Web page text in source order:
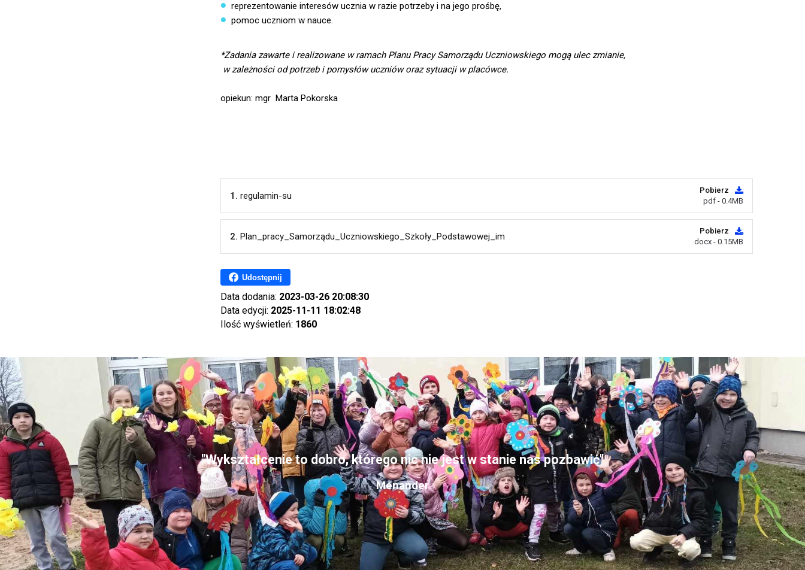
reprezentowanie interesów ucznia w razie potrzeby i na jego prośbę,
pomoc uczniom w nauce.
*Zadania zawarte i realizowane w ramach Planu Pracy Samorządu Uczniowskiego mogą ulec zmianie,
w zależności od potrzeb i pomysłów uczniów oraz sytuacji w placówce.
opiekun: mgr Marta Pokorska
1. regulamin-su
Pobierz
pdf - 0.4MB
2. Plan_pracy_Samorządu_Uczniowskiego_Szkoły_Podstawowej_im
Pobierz
docx - 0.15MB
Udostępnij
Data dodania: 2023-03-26 20:08:30
Data edycji: 2025-11-11 18:02:48
Ilość wyświetleń: 1860
"Wykształcenie to dobro, którego nic nie jest w stanie nas pozbawić"
Menander